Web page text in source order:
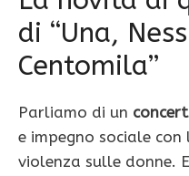
di “Una,
Centomila”
Parliamo di un
e impegno sociale
violenza sulle donne.